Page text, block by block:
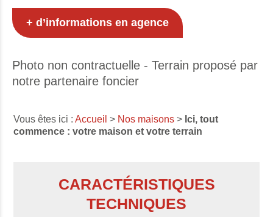
+ d’informations en agence
Photo non contractuelle - Terrain proposé par
notre partenaire foncier
Vous êtes ici :Accueil > Nos maisons > Ici, tout
commence : votre maison et votre terrain
CARACTÉRISTIQUES
TECHNIQUES